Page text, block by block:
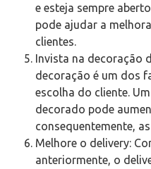
e esteja sempre
pode ajudar a
clientes.
Invista na decoração
decoração é um dos
escolha do cliente.
decorado pode
consequentemente,
Melhore o delivery:
anteriormente, o